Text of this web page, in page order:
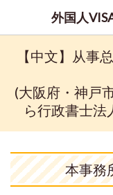
外国人
【中文】从事
(大阪府・神戸
ら行政書士法
本事務